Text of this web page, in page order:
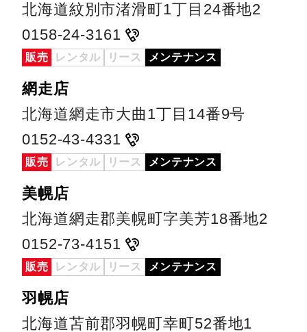
北海道紋別市渚滑町1丁目24番地2
0158-24-3161
販売 レンタル リース メンテナンス
網走店
北海道網走市大曲1丁目14番9号
0152-43-4331
販売 レンタル リース メンテナンス
美幌店
北海道網走郡美幌町字美芳18番地2
0152-73-4151
販売 レンタル リース メンテナンス
羽幌店
北海道苫前郡羽幌町幸町52番地1